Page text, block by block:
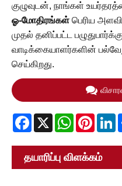
குழுவுடன், நாங்கள்
ஓ-மோதிரங்கள் பெரிய
முதல் தனிப்பட்ட
வாடிக்கையாளர்களின்
செய்கிறது.
Facebook
X WhatsApp
தயாரிப்பு விளக்கம்